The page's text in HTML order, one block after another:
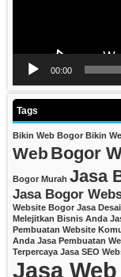
00:00
Tags
Bikin Web Bogor Bikin
Web Bogor
Bogor Murah Jasa
Jasa Bogor
Website Bogor Jasa
Melejitkan Bisnis Anda
Pembuatan Website
Anda Jasa Pembuatan
Terpercaya Jasa SEO
Jasa